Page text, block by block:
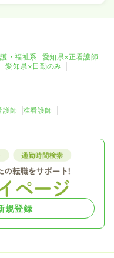
・福祉系
愛知県×正看護師
愛知県×日勤のみ
護師
准看護師
規登録